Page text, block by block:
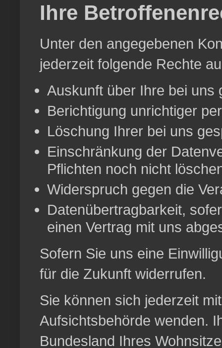
Ihre
Unter den angegebenen
jederzeit folgende Rechte
Auskunft über Ihre bei uns
Berichtigung unrichtiger
Löschung Ihrer bei uns
Einschränkung der
Pflichten noch nicht
Widerspruch gegen die
Datenübertragbarkeit,
einen Vertrag mit uns
Sofern Sie uns eine
für die Zukunft widerrufen.
Sie können sich jederzeit
Aufsichtsbehörde wenden.
Bundesland Ihres